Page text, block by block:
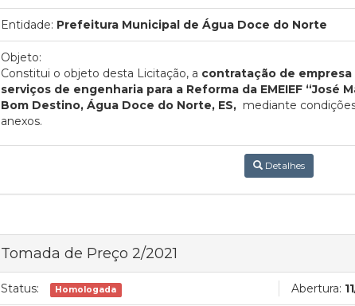
Entidade: Prefeitura Municipal de Água Doce do Norte
Objeto:
Constitui o objeto desta Licitação, a contratação de
serviços de engenharia para a Reforma da EMEIEF “José
Bom Destino, Água Doce do Norte, ES, mediante
anexos.
Detalhes
Tomada de Preço 2/2021
Status: Homologada Abertura: